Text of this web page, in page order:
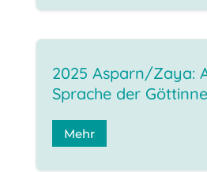
2025 Asparn/Zaya:
Sprache der
Mehr